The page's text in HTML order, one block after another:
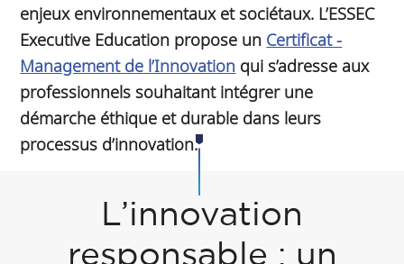
enjeux environnementaux et sociétaux. L’ESSEC
Executive Education propose un Certificat -
Management de l’Innovation qui s’adresse aux
professionnels souhaitant intégrer une
démarche éthique et durable dans leurs
processus d’innovation.
L’innovation
responsable : un